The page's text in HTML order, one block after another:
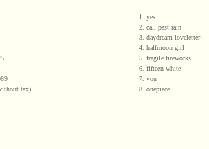
tax)
1. yes
2. call past rain
3. daydream loveletter
4. halfmoon girl
5. fragile fireworks
6. fifteen white
7. you
8. onepiece